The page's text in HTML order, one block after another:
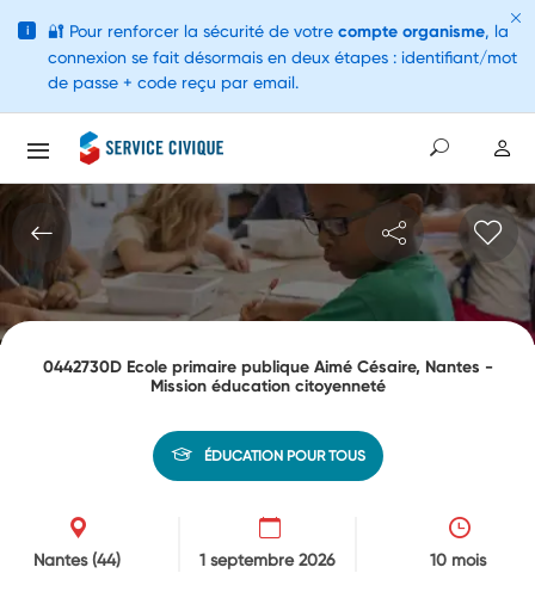
0442730D Ecole primaire publique Aimé Césaire, Nantes -
Mission éducation citoyenneté
ÉDUCATION POUR TOUS
Nantes(44) 1 septembre 2026 10 mois
i 🔐 Pour renforcer la sécurité de votre compte organisme, la
connexion se fait désormais en deux étapes : identifiant/mot
de passe + code reçu par email.